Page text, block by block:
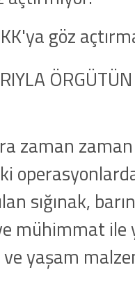
zaman
sığınak,
mühimmat
yaşam